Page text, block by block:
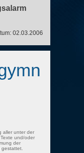
02.03.2006
aller unter der
und/oder
der